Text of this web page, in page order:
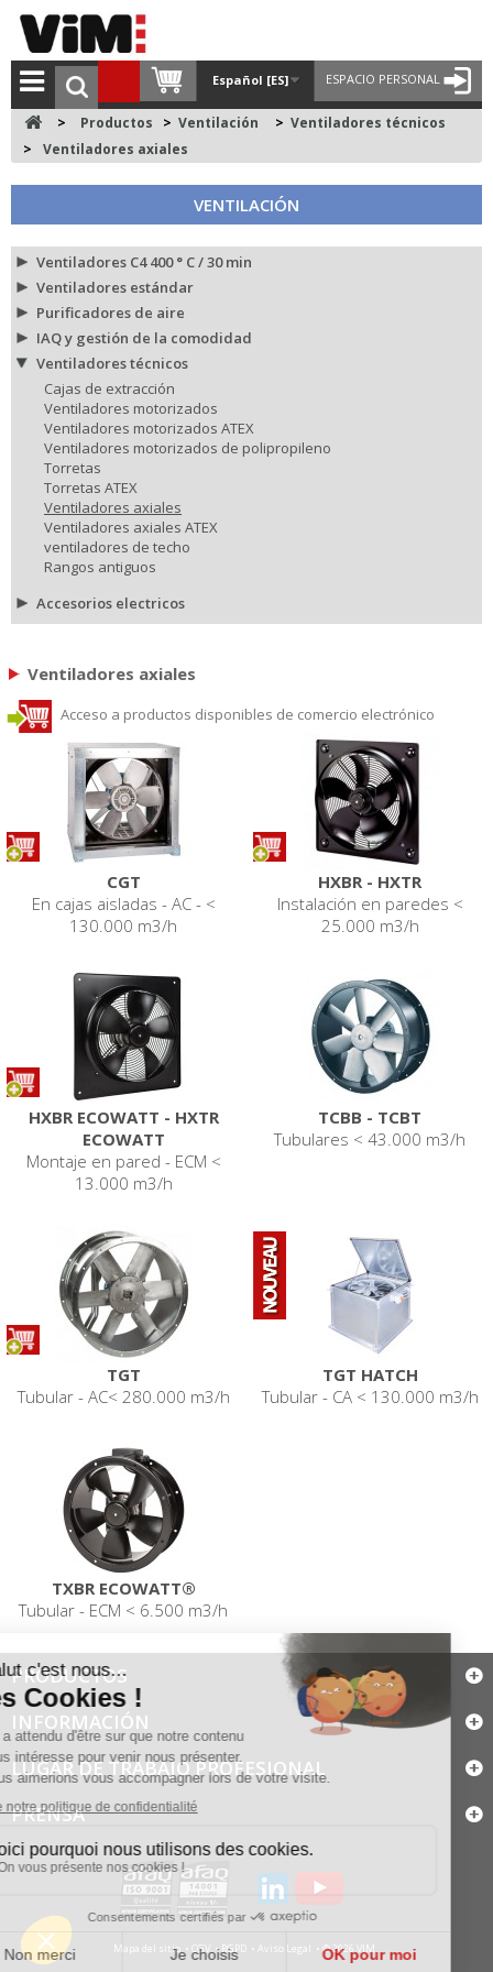
ESPACIO PERSONAL
Español [ES]
> Productos > Ventilación > Ventiladores técnicos
>
Ventiladores axiales
VENTILACIÓN
Ventiladores C4 400 ° C / 30 min
Ventiladores estándar
Purificadores de aire
IAQ y gestión de la comodidad
Ventiladores técnicos
Cajas de extracción
Ventiladores motorizados
Ventiladores motorizados ATEX
Ventiladores motorizados de polipropileno
Torretas
Torretas ATEX
Ventiladores axiales
Ventiladores axiales ATEX
ventiladores de techo
Rangos antiguos
Accesorios electricos
Ventiladores axiales
Acceso a productos disponibles de comercio electrónico
CGT
En cajas aisladas - AC - <
130.000 m3/h
HXBR - HXTR
Instalación en paredes <
25.000 m3/h
HXBR ECOWATT - HXTR
ECOWATT
Montaje en pared - ECM <
13.000 m3/h
TCBB - TCBT
Tubulares < 43.000 m3/h
TGT
Tubular - AC< 280.000 m3/h
TGT HATCH
Tubular - CA < 130.000 m3/h
TXBR ECOWATT®
Tubular - ECM < 6.500 m3/h
PRODUCTOS
INFORMACIÓN
LUGAR DE TRABAJO PROFESIONAL
PRENSA
Mapa del sitio CGV RGPD Aviso Legal © 2026 VIM